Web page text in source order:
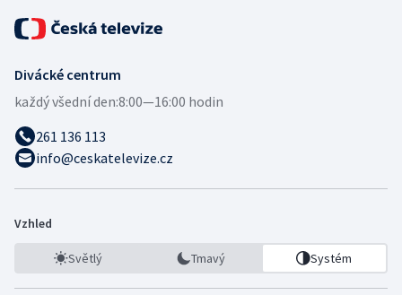
Divácké centrum
každý všední den:8:00—16:00 hodin
261 136 113
info@ceskatelevize.cz
Vzhled
Světlý Tmavý Systém